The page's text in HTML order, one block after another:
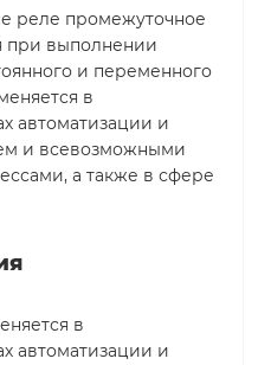
реле промежуточное
при выполнении
и переменного
в
автоматизации и
и всевозможными
а также в сфере
в
автоматизации и